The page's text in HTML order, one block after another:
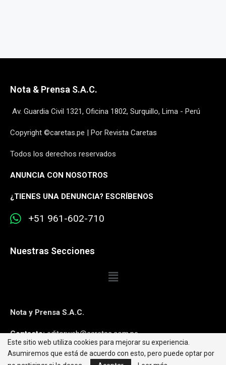
Nota & Prensa S.A.C.
Av. Guardia Civil 1321, Oficina 1802, Surquillo, Lima - Perú
Copyright ©caretas.pe | Por Revista Caretas
Todos los derechos reservados
ANUNCIA CON NOSOTROS
¿TIENES UNA DENUNCIA? ESCRÍBENOS
+51 961-602-710
Nuestras Secciones
Nota y Prensa S.A.C.
Contacto:editorweb@caretas.com.pe
Síguenos:
Este sitio web utiliza cookies para mejorar su experiencia.
Asumiremos que está de acuerdo con esto, pero puede optar por